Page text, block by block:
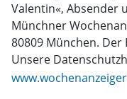
Valentin«, Absender
Münchner
80809 München. Der
Unsere